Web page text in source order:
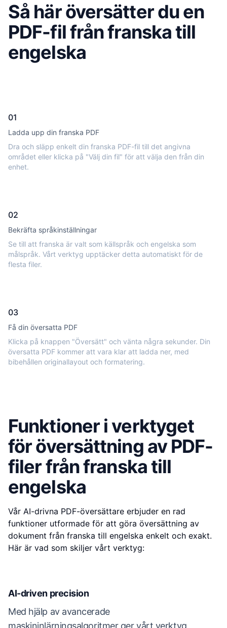
Så här översätter du en
PDF-fil från franska till
engelska
01
Ladda upp din franska PDF
Dra och släpp enkelt din franska PDF-fil till det angivna
området eller klicka på "Välj din fil" för att välja den från din
enhet.
02
Bekräfta språkinställningar
Se till att franska är valt som källspråk och engelska som
målspråk. Vårt verktyg upptäcker detta automatiskt för de
flesta filer.
03
Få din översatta PDF
Klicka på knappen "Översätt" och vänta några sekunder. Din
översatta PDF kommer att vara klar att ladda ner, med
bibehållen originallayout och formatering.
Funktioner i verktyget
för översättning av PDF-
filer från franska till
engelska
Vår AI-drivna PDF-översättare erbjuder en rad
funktioner utformade för att göra översättning av
dokument från franska till engelska enkelt och exakt.
Här är vad som skiljer vårt verktyg:
AI-driven precision
Med hjälp av avancerade
maskininlärningsalgoritmer ger vårt verktyg